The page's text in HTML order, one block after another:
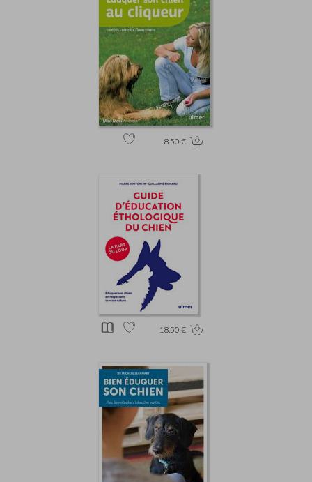
8.50 €
18.50 €